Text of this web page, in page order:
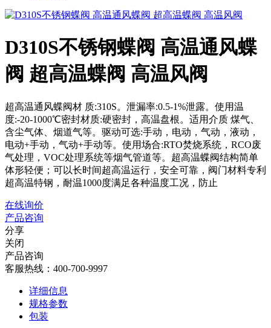
D310S不锈钢蝶阀 高温通风蝶
阀 超高温蝶阀 高温风阀
超高温通风蝶阀材 质:310S。泄漏率:0.5-1%泄露。使用温
度:-20-1000℃密封材质:硬密封，高温盘根。适用介质 煤气、
含尘气体、烟道气等。驱动可选:手动，电动，气动，液动，
电动+手动，气动+手动等。使用场合:RTO焚烧系统，RCO废
气处理，VOC处理系统等烟气管道等。超高温蝶阀结构简单
体形轻便；可以长时间超高温运行，安全可靠，阀门材料专利
超高温特钢，耐温1000度满足各种温度工况，防止
在线询价
产品咨询
分享
关闭
产品咨询
客服热线：400-700-9997
详细信息
规格参数
包装